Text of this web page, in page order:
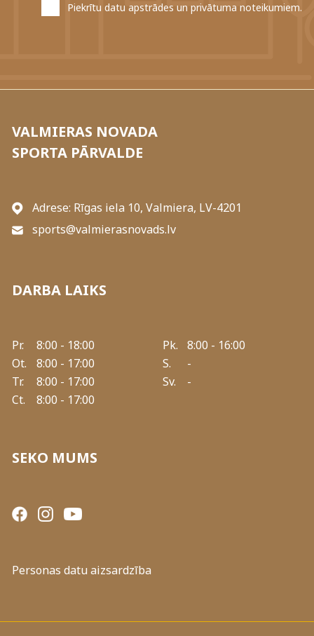
Piekrītu datu apstrādes un privātuma noteikumiem.
VALMIERAS NOVADA
SPORTA PĀRVALDE
Adrese: Rīgas iela 10, Valmiera, LV-4201
sports@valmierasnovads.lv
DARBA LAIKS
Pr.
8:00 - 18:00
Ot.
8:00 - 17:00
Tr.
8:00 - 17:00
Ct.
8:00 - 17:00
Pk.
8:00 - 16:00
S.
-
Sv.
-
SEKO MUMS
Personas datu aizsardzība